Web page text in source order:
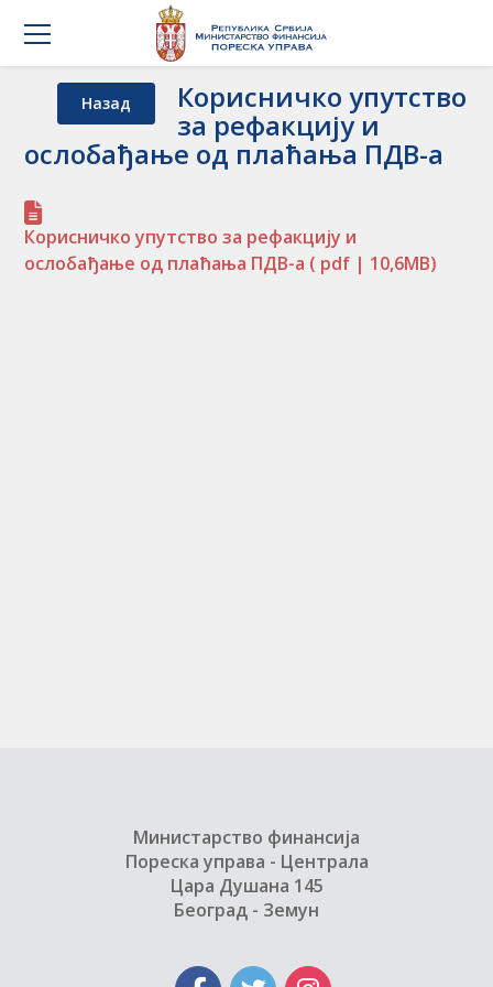
Назад Корисничко упутство
за рефакцију и
ослобађање од плаћања ПДВ-а
Корисничко упутство за рефакцију и
ослобађање од плаћања ПДВ-а ( pdf | 10,6MB)
Министарство финансија
Пореска управа - Централа
Цара Душана 145
Београд - Земун